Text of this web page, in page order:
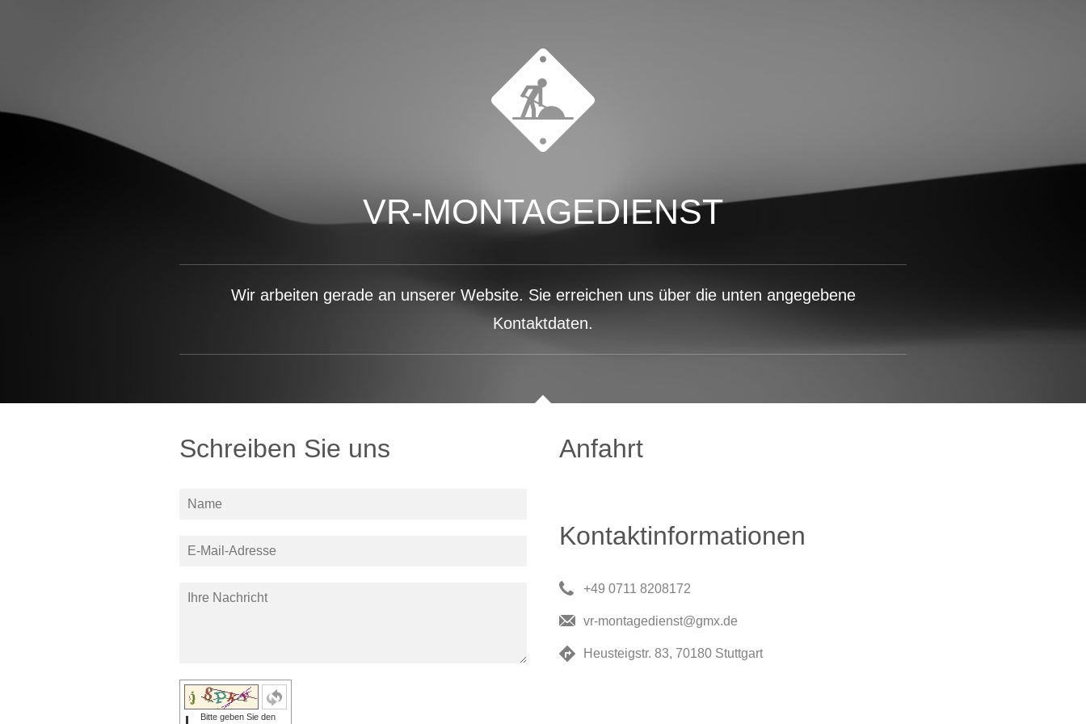
VR-MONTAGEDIENST
Wir arbeiten gerade an unserer Website. Sie erreichen uns über die unten angegebene
Kontaktdaten.
Schreiben Sie uns
Bitte geben Sie den
Anfahrt
Kontaktinformationen
+49 0711 8208172
vr-montagedienst@gmx.de
Heusteigstr. 83, 70180 Stuttgart